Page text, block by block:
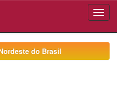
do Brasil